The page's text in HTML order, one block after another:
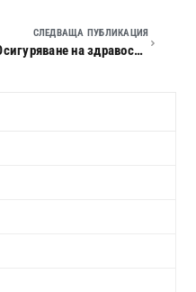
СЛЕДВАЩА ПУБЛИКАЦИЯ
Осигуряване на здравословни и безопасни условия на труд в предприятието